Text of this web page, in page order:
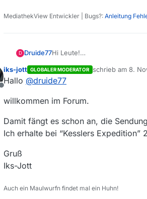
MediathekView Entwickler | Bugs?: Anleitung
D Druide77Hi Leute!
aktuelle) Beiträge, die bei
Beispielsweise “Kesslers
Vielen Dank für jeden
Offline
iks-jott GLOBALER MODERATOR schrieb am 8.
zuletzt editiert
Hallo @druide77
willkommen im Forum.
Damit fängt es schon an, die
Ich erhalte bei “Kesslers Expedition”
Gruß
Iks-Jott
Auch ein Maulwurfn findet mal ein Huhn!